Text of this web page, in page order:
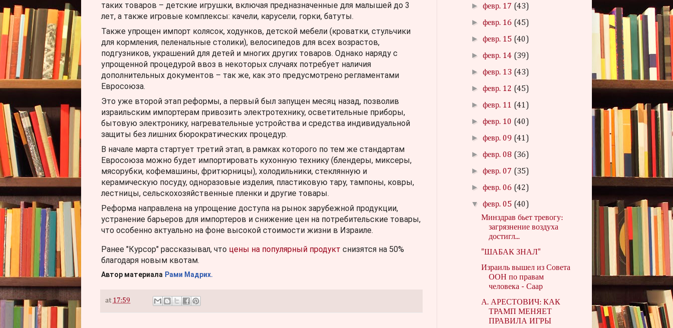
таких товаров – детские игрушки, включая предназначенные для малышей до 3
лет, а также игровые комплексы: качели, карусели, горки, батуты.
Также упрощен импорт колясок, ходунков, детской мебели (кроватки, стульчики
для кормления, пеленальные столики), велосипедов для всех возрастов,
подгузников, украшений для детей и многих других товаров. Однако наряду с
упрощенной процедурой ввоз в некоторых случаях потребует наличия
дополнительных документов – так же, как это предусмотрено регламентами
Евросоюза.
Это уже второй этап реформы, а первый был запущен месяц назад, позволив
израильским импортерам привозить электротехнику, осветительные приборы,
бытовую электронику, нагревательные устройства и средства индивидуальной
защиты без лишних бюрократических процедур.
В начале марта стартует третий этап, в рамках которого по тем же стандартам
Евросоюза можно будет импортировать кухонную технику (блендеры, миксеры,
мясорубки, кофемашины, фритюрницы), холодильники, стеклянную и
керамическую посуду, одноразовые изделия, пластиковую тару, тампоны, ковры,
лестницы, сельскохозяйственные пленки и другие товары.
Реформа направлена на упрощение доступа на рынок зарубежной продукции,
устранение барьеров для импортеров и снижение цен на потребительские товары,
что особенно актуально на фоне высокой стоимости жизни в Израиле.
Ранее "Курсор" рассказывал, что цены на популярный продукт снизятся на 50%
благодаря новым квотам.
Автор материала Рами Мадрих.
at 17:59
►февр. 17 (43)
►февр. 16 (45)
►февр. 15 (40)
►февр. 14 (39)
►февр. 13 (43)
►февр. 12 (45)
►февр. 11 (41)
►февр. 10 (40)
►февр. 09 (41)
►февр. 08 (36)
►февр. 07 (35)
►февр. 06 (42)
▼февр. 05 (40)
Минздрав бьет тревогу:
загрязнение воздуха
достигл...
"ШАБАК ЗНАЛ"
Израиль вышел из Совета
ООН по правам
человека - Саар
А. АРЕСТОВИЧ: КАК
ТРАМП МЕНЯЕТ
ПРАВИЛА ИГРЫ